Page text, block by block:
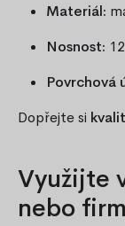
Materiál:
Nosnost:
Povrchová
Dopřejte si
Využijte
nebo